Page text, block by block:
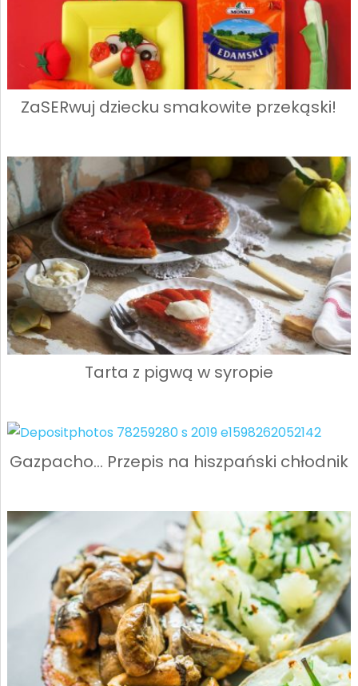
ZaSERwuj dziecku smakowite przekąski!
Tarta z pigwą w syropie
Gazpacho… Przepis na hiszpański chłodnik